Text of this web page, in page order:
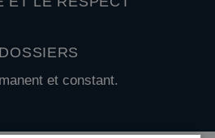
et constant.